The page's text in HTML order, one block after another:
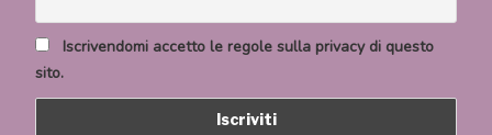
Iscrivendomi accetto le regole sulla privacy di questo
sito.